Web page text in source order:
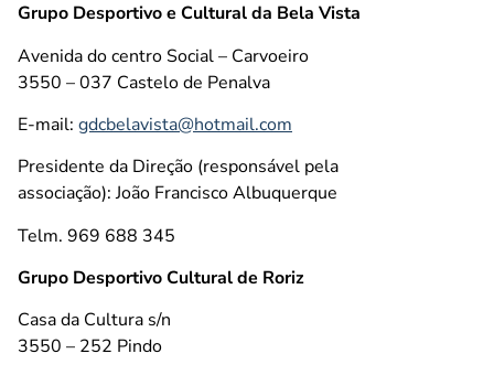
Grupo Desportivo e Cultural da Bela Vista
Avenida do centro Social – Carvoeiro
3550 – 037 Castelo de Penalva
E-mail: gdcbelavista@hotmail.com
Presidente da Direção (responsável pela
associação): João Francisco Albuquerque
Telm. 969 688 345
Grupo Desportivo Cultural de Roriz
Casa da Cultura s/n
3550 – 252 Pindo